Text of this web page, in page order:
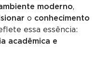
moderno,
o conhecimento
essa essência:
acadêmica e